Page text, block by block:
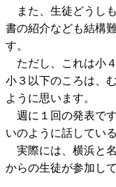
また、生徒どうし
書の紹介なども結構
す。
ただし、これは小
小３以下のころは、
ように思います。
週に１回の発表で
いのように話してい
実際には、横浜と
からの生徒が参加し